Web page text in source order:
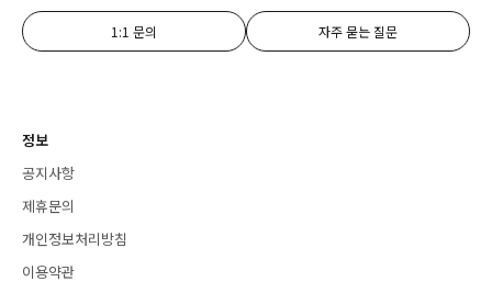
1:1 문의 자주 묻는 질문
정보
공지사항
제휴문의
개인정보처리방침
이용약관